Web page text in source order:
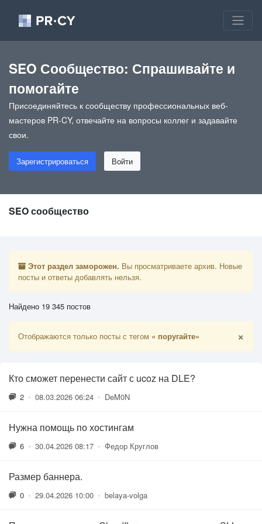
SEO Сообщество: Спрашивайте и
помогайте
Присоединяйтесь к сообществу профессиональных веб-
мастеров PR-CY, отвечайте на вопросы коллег и задавайте
свои.
Зарегистрироваться Войти
SEO сообщество
Этот раздел заморожен. Вы просматриваете архив. Новые
посты и ответы добавлять нельзя.
Найдено 19 345 постов
Отображаются только посты с тегом « поругайте» ×
Кто сможет перенести сайт с ucoz на DLE?
2 • 08.03.2026 06:24 • DeM0N
Нужна помощь по хостингам
6 • 30.04.2026 08:17 • Федор Круглов
Размер баннера.
0 • 29.04.2026 10:00 • belaya-volga